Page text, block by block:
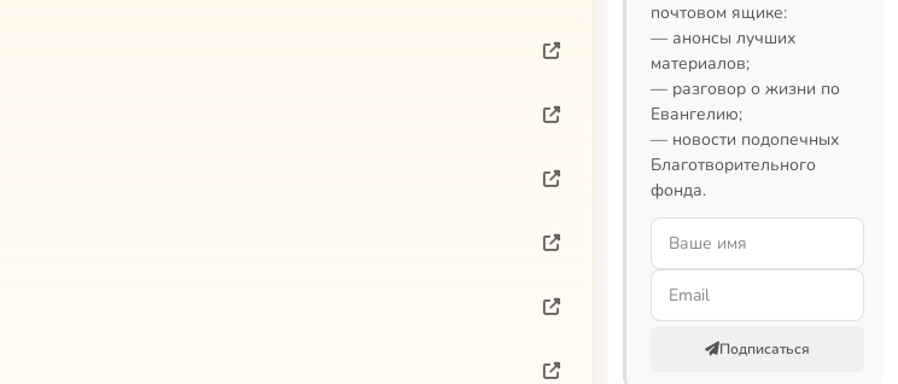
почтовом ящике:
— анонсы лучших
материалов;
— разговор о жизни по
Евангелию;
— новости подопечных
Благотворительного
фонда.
Подписаться